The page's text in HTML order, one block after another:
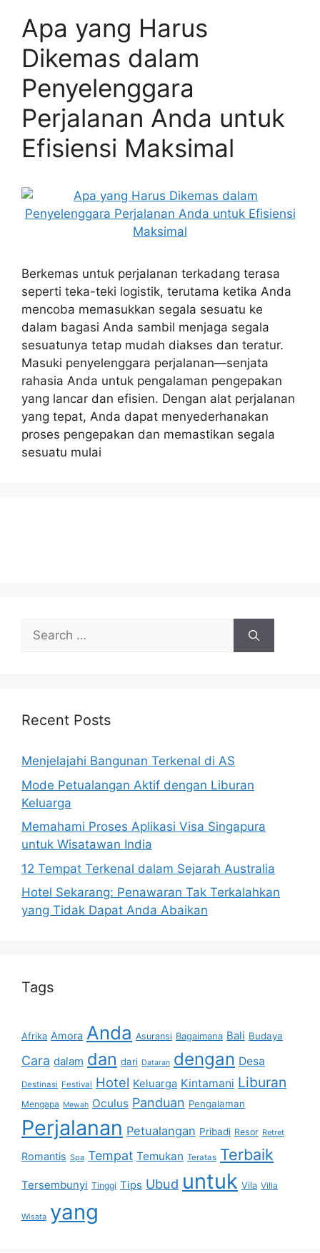
Apa yang Harus
Dikemas dalam
Penyelenggara
Perjalanan Anda untuk
Efisiensi Maksimal
Berkemas untuk perjalanan terkadang terasa
seperti teka-teki logistik, terutama ketika Anda
mencoba memasukkan segala sesuatu ke
dalam bagasi Anda sambil menjaga segala
sesuatunya tetap mudah diakses dan teratur.
Masuki penyelenggara perjalanan—senjata
rahasia Anda untuk pengalaman pengepakan
yang lancar dan efisien. Dengan alat perjalanan
yang tepat, Anda dapat menyederhanakan
proses pengepakan dan memastikan segala
sesuatu mulai
Search
for:
Recent Posts
Menjelajahi Bangunan Terkenal di AS
Mode Petualangan Aktif dengan Liburan
Keluarga
Memahami Proses Aplikasi Visa Singapura
untuk Wisatawan India
12 Tempat Terkenal dalam Sejarah Australia
Hotel Sekarang: Penawaran Tak Terkalahkan
yang Tidak Dapat Anda Abaikan
Tags
Afrika Amora Anda Asuransi Bagaimana Bali Budaya
Cara dalam dan dari Dataran dengan Desa
Destinasi Festival Hotel Keluarga Kintamani Liburan
Mengapa Mewah Oculus Panduan Pengalaman
Perjalanan Petualangan Pribadi Resor Retret
Romantis Spa Tempat Temukan Teratas Terbaik
Tersembunyi Tinggi Tips Ubud untuk Vila Villa
Wisata yang